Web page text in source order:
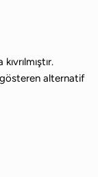
gösteren alternatif